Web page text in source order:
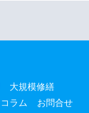
大規模修繕
コラム お問合せ